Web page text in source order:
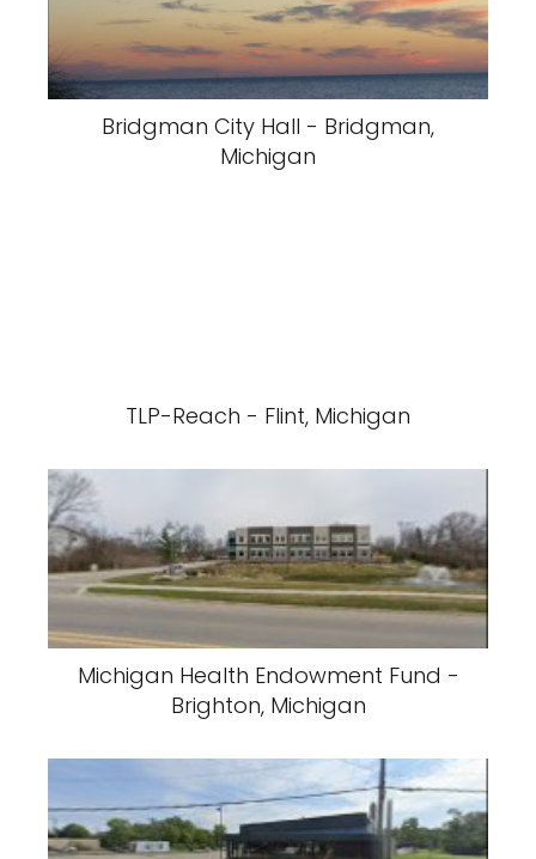
Bridgman City Hall - Bridgman,
Michigan
TLP-Reach - Flint, Michigan
Michigan Health Endowment Fund -
Brighton, Michigan